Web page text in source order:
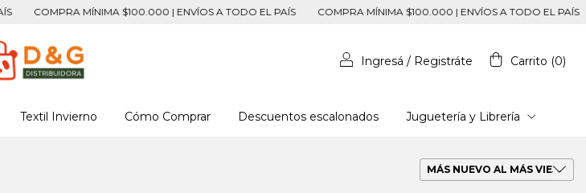
| ENVÍOS A TODO EL PAÍS COMPRA MÍNIMA $100.000 | ENVÍOS A TODO EL PAÍS COMPRA MÍNIMA
Ingresá / Registráte Carrito (0)
Textil Invierno Cómo Comprar Descuentos escalonados Juguetería y Librería